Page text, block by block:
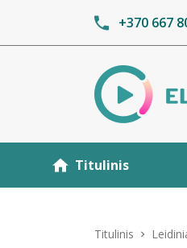
+370 667
Titulinis
Titulinis